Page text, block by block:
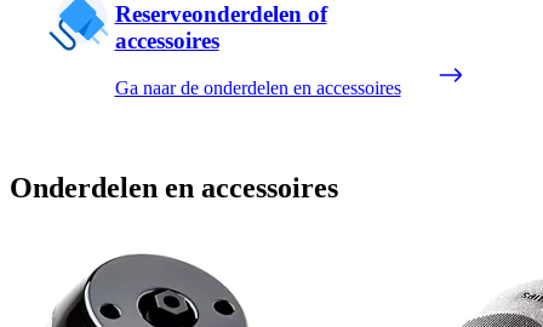
Reserveonderdelen of
accessoires
Ga naar de onderdelen en accessoires
Onderdelen en accessoires